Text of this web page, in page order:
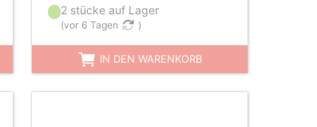
2 stücke auf Lager
(vor 6 Tagen )
IN DEN WARENKORB